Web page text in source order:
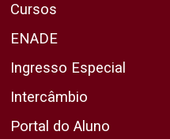
Cursos
ENADE
Ingresso Especial
Intercâmbio
Portal do Aluno